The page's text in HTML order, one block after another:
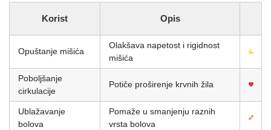
Korist Opis
Opuštanje mišića
Olakšava napetost i rigidnost
mišića
Poboljšanje
cirkulacije
Potiče proširenje krvnih žila
Ublažavanje
bolova
Pomaže u smanjenju raznih
vrsta bolova